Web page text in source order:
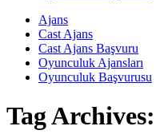
Ajans
Cast Ajans
Cast Ajans Başvuru
Oyunculuk Ajansları
Oyunculuk Başvurusu
Tag